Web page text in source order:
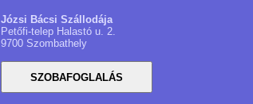
Józsi Bácsi Szállodája
Petőfi-telep Halastó u. 2.
9700 Szombathely